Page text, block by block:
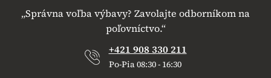
„Správna voľba výbavy? Zavolajte odborníkom na
poľovníctvo.“
+421 908 330 211
Po-Pia 08:30 - 16:30